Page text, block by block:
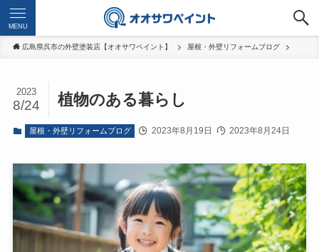
MENU
広島県呉市の外壁塗装店【オオサワペイント】 屋根・外壁リフォームブログ
植物のある暮らし
2023
8/24
屋根・外壁リフォームブログ 2023年8月19日 2023年8月24日